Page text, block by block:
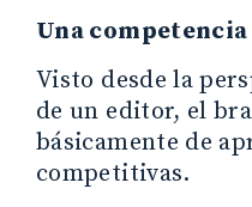
Una
Visto desde la
de un editor, el
básicamente de
competitivas.